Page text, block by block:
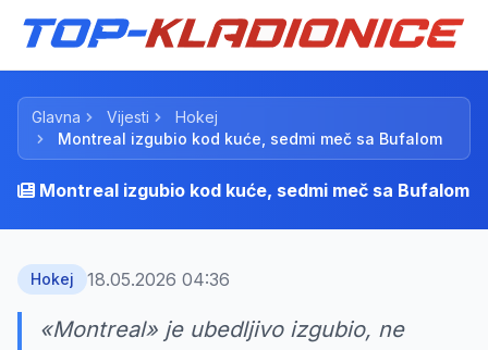
Glavna Vijesti
Hokej
Montreal izgubio kod kuće, sedmi meč sa Bufalom
Montreal izgubio kod kuće, sedmi meč sa Bufalom
Hokej 18.05.2026 04:36
«Montreal» je ubedljivo izgubio, ne